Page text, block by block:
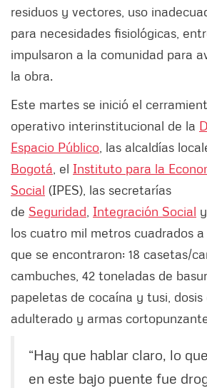
residuos y vectores, uso
para necesidades fisiológicas,
impulsaron a la comunidad para
la obra.
Este martes se inició el
operativo interinstitucional de la
Espacio Público , las alcaldías
Bogotá , el Instituto para la
Social (IPES), las secretarías
de Seguridad Integración Social y
los cuatro mil metros cuadrados
que se encontraron: 18 casetas/
cambuches, 42 toneladas de
papeletas de cocaína y tusi, dosis
adulterado y armas
“Hay que hablar claro, lo
en este bajo puente fue